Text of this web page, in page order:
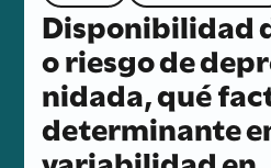
Disponibilidad
o riesgo de
nidada, qué
determinante